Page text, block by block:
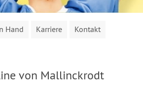
Hand Karriere Kontakt
von Mallinckrodt